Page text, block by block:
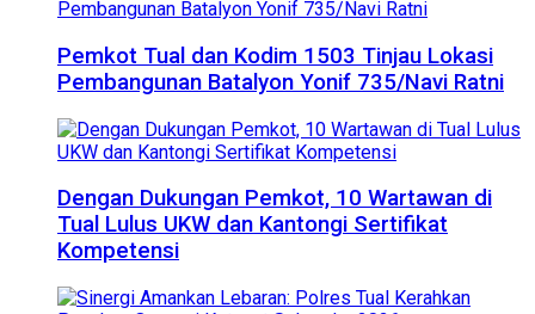
Pemkot Tual dan Kodim 1503 Tinjau Lokasi
Pembangunan Batalyon Yonif 735/Navi Ratni
Dengan Dukungan Pemkot, 10 Wartawan di
Tual Lulus UKW dan Kantongi Sertifikat
Kompetensi